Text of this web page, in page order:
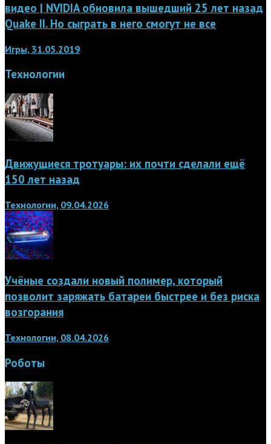
видео | NVIDIA обновила вышедший 25 лет назад
Quake II. Но сыграть в него смогут не все
Игры, 31.05.2019
Технологии
Движущиеся тротуары: их почти сделали ещё
150 лет назад
Технологии, 09.04.2026
Учёные создали новый полимер, который
позволит заряжать батареи быстрее и без риска
возгорания
Технологии, 08.04.2026
Роботы